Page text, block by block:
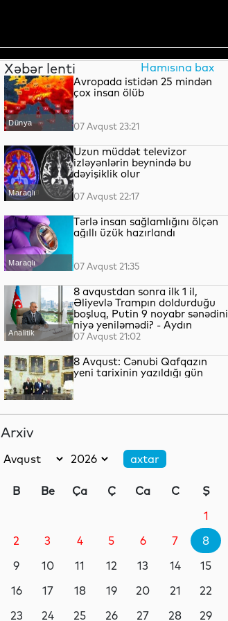
Xəbər lenti Hamısına bax
Dünya
Avropada istidən 25 mindən
çox insan ölüb
07 Avqust 23:21
Maraqlı
Uzun müddət televizor
izləyənlərin beynində bu
dəyişiklik olur
07 Avqust 22:17
Maraqlı
Tərlə insan sağlamlığını ölçən
ağıllı üzük hazırlandı
07 Avqust 21:35
Analitik
8 avqustdan sonra ilk 1 il,
Əliyevlə Trampın doldurduğu
boşluq, Putin 9 noyabr sənədini
niyə yeniləmədi? - Aydın
QULİYEV yazır...
07 Avqust 21:02
Siyasət
8 Avqust: Cənubi Qafqazın
yeni tarixinin yazıldığı gün
konturları
Siyasət
Paşinyan niyə üzr istəmişdi?
07 Avqust 20:41
Dünya
ÜST legioner xəstəliyinin
07 Avqust 20:17
Arxiv
B Be Ça Ç Ca C
Ş
1
2
3 4 5 6 7
8
9
10 11 12 13 14
15
16
17 18 19 20 21
22
23
24 25 26 27 28
29